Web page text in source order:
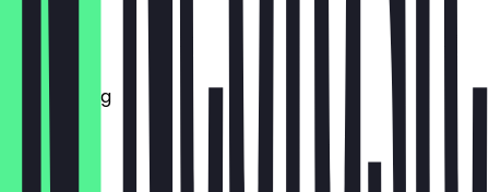
Montag
Dienstag
Mittwoch
Donnerstag
Freitag
Samstag
Sonntag